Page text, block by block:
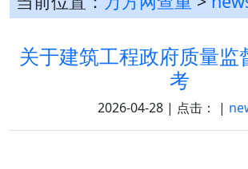
关于建筑工程政府质量监
考
2026-04-28 | 点击： |